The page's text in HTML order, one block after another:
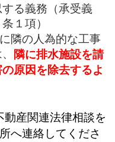
る義務（承受義
１項）
隣の人為的な工事
隣に排水施設を請
原因を除去するよ
動産関連法律相談を
へ連絡してくださ